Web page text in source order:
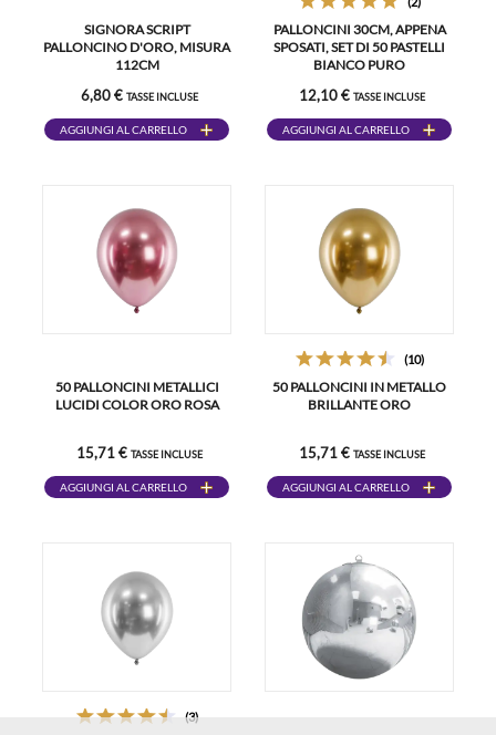
SIGNORA SCRIPT
PALLONCINO D'ORO, MISURA
112CM
6,80 € TASSE INCLUSE
AGGIUNGI AL CARRELLO
PALLONCINI 30CM, APPENA
SPOSATI, SET DI 50 PASTELLI
BIANCO PURO
12,10 € TASSE INCLUSE
AGGIUNGI AL CARRELLO
50 PALLONCINI METALLICI
LUCIDI COLOR ORO ROSA
15,71 € TASSE INCLUSE
AGGIUNGI AL CARRELLO
(10)
50 PALLONCINI IN METALLO
BRILLANTE ORO
15,71 € TASSE INCLUSE
AGGIUNGI AL CARRELLO
(3)